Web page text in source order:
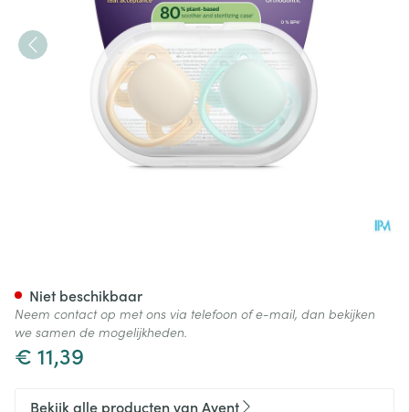
€ 11,39
Niet beschikbaar
Neem contact op met ons via telefoon of e-mail, dan bekijken
we samen de mogelijkheden.
Bekijk alle producten van Avent